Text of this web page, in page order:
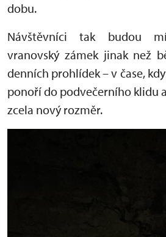
dobu.
Návštěvníci tak budou
vranovský zámek jinak než
denních prohlídek – v čase,
ponoří do podvečerního klidu
zcela nový rozměr.